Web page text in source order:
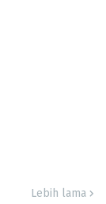
Lebih lama